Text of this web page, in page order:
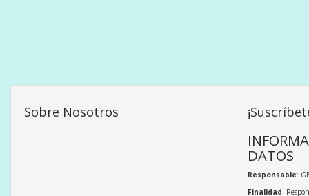
Sobre Nosotros
DATOS
Responsable:
Finalidad: